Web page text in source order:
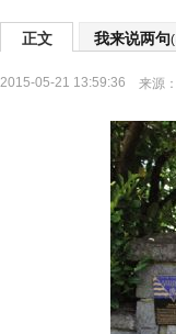
正文 我来说两句(
2015-05-21 13:59:36 来源：